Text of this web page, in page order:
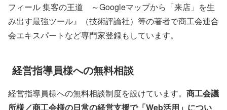
フィール 集客の王道 ～Googleマップから「来店」を生
み出す最強ツール』（技術評論社）等の著者で商工会連合
会エキスパートなど専門家登録もしています。
経営指導員様への無料相談
経営指導員様への無料相談制度を設けています。 商工会議
所様／商工会様の日常の経営支援で「Web活用」につい